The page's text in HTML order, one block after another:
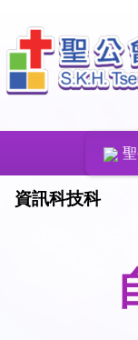
資訊科技科